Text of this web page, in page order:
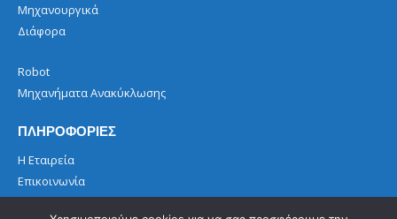
Μηχανουργικά
Διάφορα
Robot
Μηχανήματα Ανακύκλωσης
ΠΛΗΡΟΦΟΡΙΕΣ
Η Εταιρεία
Επικοινωνία
Όροι Χρήσης